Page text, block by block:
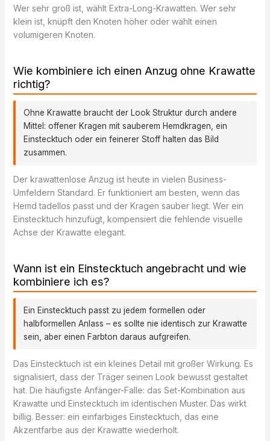
Wer sehr groß ist, wählt Extra-Long-Krawatten. Wer sehr
klein ist, knüpft den Knoten höher oder wählt einen
volumigeren Knoten.
Wie kombiniere ich einen Anzug ohne Krawatte
richtig?
Ohne Krawatte braucht der Look Struktur durch andere
Mittel: offener Kragen mit sauberem Hemdkragen, ein
Einstecktuch oder ein feinerer Stoff halten das Bild
zusammen.
Der krawattenlose Anzug ist heute in vielen Business-
Umfeldern Standard. Er funktioniert am besten, wenn das
Hemd tadellos passt und der Kragen sauber liegt. Wer ein
Einstecktuch hinzufügt, kompensiert die fehlende visuelle
Achse der Krawatte elegant.
Wann ist ein Einstecktuch angebracht und wie
kombiniere ich es?
Ein Einstecktuch passt zu jedem formellen oder
halbformellen Anlass – es sollte nie identisch zur Krawatte
sein, aber einen Farbton daraus aufgreifen.
Das Einstecktuch ist ein kleines Detail mit großer Wirkung. Es
signalisiert, dass der Träger seinen Look bewusst gestaltet
hat. Die häufigste Anfänger-Falle: das Set-Kombination aus
Krawatte und Einstecktuch im identischen Muster. Das wirkt
billig. Besser: ein einfarbiges Einstecktuch, das eine
Akzentfarbe aus der Krawatte wiederholt.